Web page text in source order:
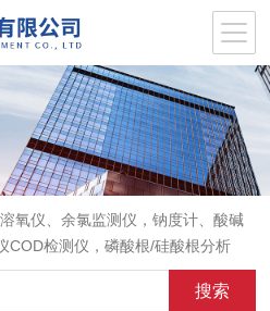
氧仪、余氯监测仪，钠度计、酸碱
COD检测仪，磷酸根/硅酸根分析
极